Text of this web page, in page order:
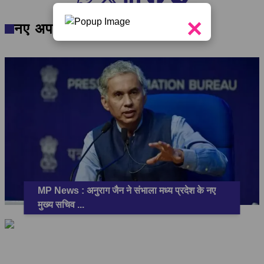
×
नए अपडेट
MP News : अनुराग जैन ने संभाला मध्य प्रदेश के नए
मुख्य सचिव ...